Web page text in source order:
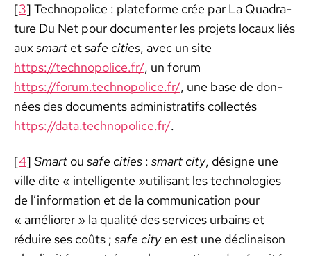
[3] Tech­nop­o­lice : plate­forme crée par La Quad­ra­
ture Du Net pour doc­u­menter les pro­jets locaux liés
auxsmart etsafe cities, avec un site
https://technopolice.fr/, un forum
https://forum.technopolice.fr/, une base de don­
nées des doc­u­ments admin­is­trat­ifs col­lec­tés
https://data.technopolice.fr/.
[4] Smart ou safe cities : smart city, désigne une
ville dite « intel­li­gente »util­isant les tech­nolo­gies
de l’information et de la com­mu­ni­ca­tion pour
« amélior­er » la qual­ité des ser­vices urbains et
réduire ses coûts ; safe cityen est une décli­nai­son